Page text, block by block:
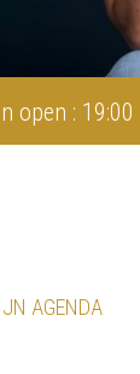
open : 19:00
AGENDA